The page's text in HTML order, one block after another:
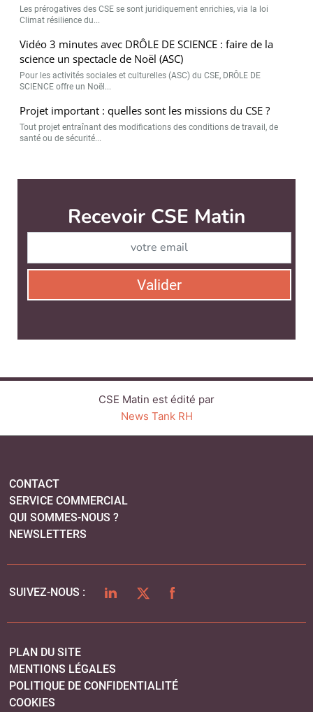
Les prérogatives des CSE se sont juridiquement enrichies, via la loi
Climat résilience du...
Vidéo 3 minutes avec DRÔLE DE SCIENCE : faire de la
science un spectacle de Noël (ASC)
Pour les activités sociales et culturelles (ASC) du CSE, DRÔLE DE
SCIENCE offre un Noël...
Projet important : quelles sont les missions du CSE ?
Tout projet entraînant des modifications des conditions de travail, de
santé ou de sécurité...
CSE Matin est édité par
QUI SOMMES-NOUS ?
LINKEDINTWITTERFACEBOOK
MENTIONS LÉGALES
POLITIQUE DE CONFIDENTIALITÉ
COOKIES